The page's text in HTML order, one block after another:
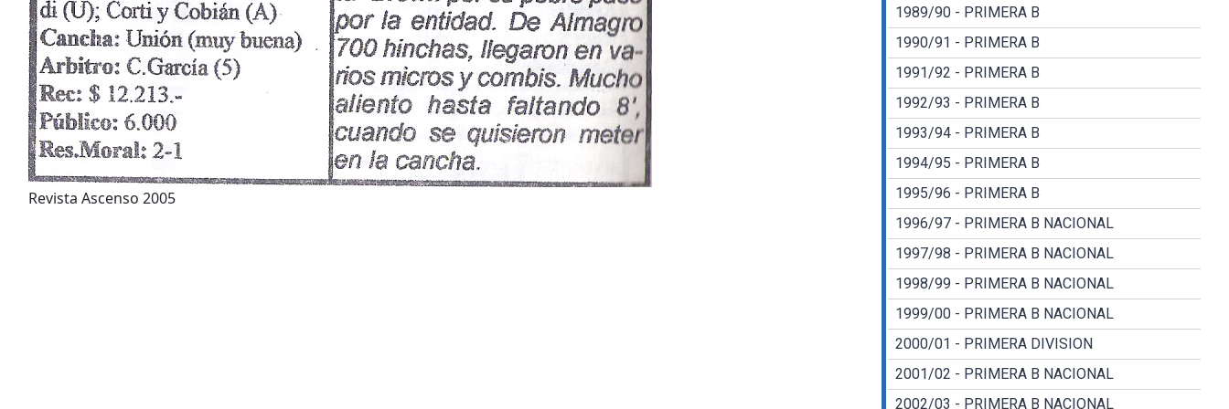
Revista Ascenso 2005
1989/90 - PRIMERA B
1990/91 - PRIMERA B
1991/92 - PRIMERA B
1992/93 - PRIMERA B
1993/94 - PRIMERA B
1994/95 - PRIMERA B
1995/96 - PRIMERA B
1996/97 - PRIMERA B NACIONAL
1997/98 - PRIMERA B NACIONAL
1998/99 - PRIMERA B NACIONAL
1999/00 - PRIMERA B NACIONAL
2000/01 - PRIMERA DIVISION
2001/02 - PRIMERA B NACIONAL
2002/03 - PRIMERA B NACIONAL